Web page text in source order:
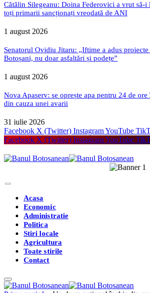
Cătălin Silegeanu: Doina Federovici a vrut să-i
toți primarii sancționați vreodată de ANI
1 august 2026
Senatorul Ovidiu Jitaru: „Iftime a adus
Botoșani, nu doar asfaltări și podețe”
1 august 2026
Nova Apaserv: se oprește apa pentru 24 de
din cauza unei avarii
31 iulie 2026
Facebook X (Twitter) InstagramYouTube
Facebook X (Twitter) InstagramYouTube
Acasa
Economic
Administratie
Politica
Stiri locale
Agricultura
Toate stirile
Contact